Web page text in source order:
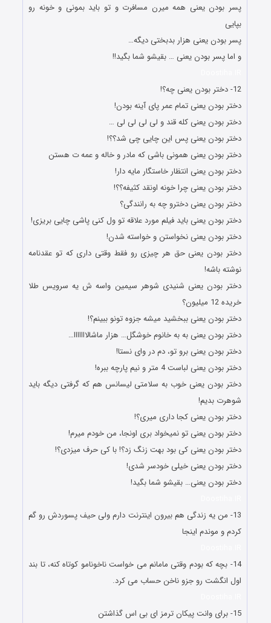
پسر بودن یعنی همه میرن مسافرت و تو باید بمونی و خونه رو
بپایی
پسر بودن یعنی هزار بدبختی دیگه…
و اما پسر بودن یعنی … بقیشو شما بگید!!
12- دختر بودن یعنی چه؟!
دختر بودن یعنی تمام عمر پای آینه بودن!
دختر بودن یعنی کله قند و لی لی لی لی …
دختر بودن یعنی پس این چایی چی شد؟؟!
دختر بودن یعنی همونی باشی که مادر و خاله و عمه ت هستن
دختر بودن یعنی انتظار خاستگار مایه دار!
دختر بودن یعنی چرا خونه اونقد کثیفه؟؟!
دختر بودن یعنی دخترو چه به رانندگی؟
دختر بودن یعنی باید فیلم مورد علاقه تو ول کنی پاشی چایی بریزی!
دختر بودن یعنی نخواستن و خواسته شدن!
دختر بودن یعنی حق هر چیزی رو فقط وقتی داری که تو عقدنامه
نوشته باشه!
دختر بودن یعنی شنیدی شوهر سیمین واسه ش یه سرویس طلا
خریده 12 میلیون؟
دختر بودن یعنی ببخشید میشه جزوه تونو ببینم؟!
دختر بودن یعنی به به خانوم خوشگل… هزار ماشالااااااا…
دختر بودن یعنی برو تو، دم در وای نستا!
دختر بودن یعنی لباست 4 متر و نیم پارچه ببره!
دختر بودن یعنی خوب به سلامتی لیسانس هم که گرفتی دیگه باید
شوهرت بدیم!
دختر بودن یعنی کجا داری میری؟!
دختر بودن یعنی تو نمیخواد بری اونجا، من خودم میرم!
دختر بودن یعنی کی بود بهت زنگ زد؟! با کی حرف میزدی؟!
دختر بودن یعنی خیلی خودسر شدی!
دختر بودن یعنی… بقیشو شما بگید!
13- من یه زندگی هم بیرون اینترنت دارم ولی حیف پسوردش رو گم
کردم و موندم اینجا
14- بچه که بودم وقتی مامانم می خواست ناخونامو کوتاه کنه، تا بند
اول انگشت رو جزو ناخن حساب می کرد.
15- برای وانت پیکان ترمز ای بی اس گذاشتن